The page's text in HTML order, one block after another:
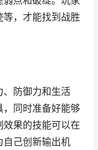
，才能找到战胜
、防御力和生活
，同时准备好能够
果的技能可以在
自己创新输出机